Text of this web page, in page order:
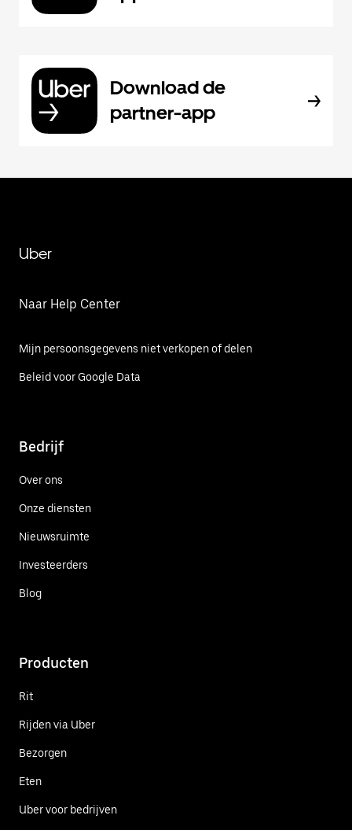
Download de
partner-app
Uber
Naar Help Center
Mijn persoonsgegevens niet verkopen of delen
Beleid voor Google Data
Bedrijf
Over ons
Onze diensten
Nieuwsruimte
Investeerders
Blog
Producten
Rit
Rijden via Uber
Bezorgen
Eten
Uber voor bedrijven